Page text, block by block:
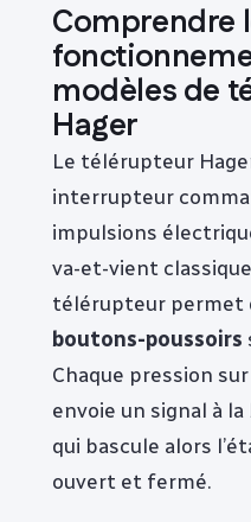
Comprendre
modèles de
Hager
Le télérupteur
interrupteur
impulsions
va-et-vient
télérupteur permet
boutons-poussoirs
Chaque pression
envoie un signal à
qui bascule alors
ouvert et fermé.